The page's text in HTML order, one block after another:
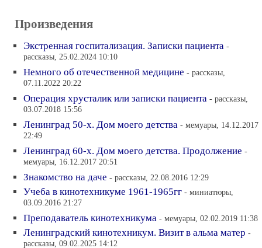
Произведения
Экстренная госпитализация. Записки пациента -
рассказы, 25.02.2024 10:10
Немного об отечественной медицине - рассказы,
07.11.2022 20:22
Операция хрусталик или записки пациента - рассказы,
03.07.2018 15:56
Ленинград 50-х. Дом моего детства - мемуары, 14.12.2017
22:49
Ленинград 60-х. Дом моего детства. Продолжение -
мемуары, 16.12.2017 20:51
Знакомство на даче - рассказы, 22.08.2016 12:29
Учеба в кинотехникуме 1961-1965гг - миниатюры,
03.09.2016 21:27
Преподаватель кинотехникума - мемуары, 02.02.2019 11:38
Ленинградский кинотехникум. Визит в альма матер -
рассказы, 09.02.2025 14:12